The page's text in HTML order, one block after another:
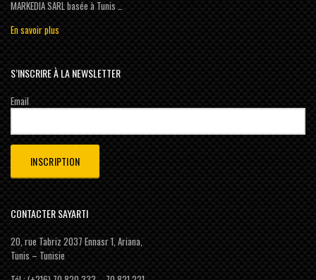
MARKEDIA SARL basée à Tunis …
En savoir plus
S’INSCRIRE À LA NEWSLETTER
Email
CONTACTER SAYARTI
20, rue Tabriz 2037 Ennasr 1, Ariana,
Tunis – Tunisie